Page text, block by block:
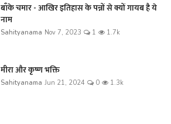
बाँके चमार - आखिर इतिहास के पन्नों से क्यों गायब है ये
नाम
Sahityanama Nov 7, 2023 1 1.7k
मीरा और कृष्ण भक्ति
Sahityanama Jun 21, 2024 0 1.3k